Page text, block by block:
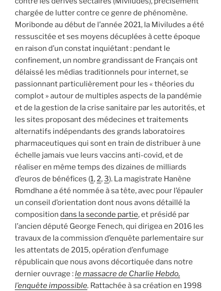
chargée de lutter contre ce genre de phénomène.
Moribonde au début de l’année 2021, la Miviludes a été
ressuscitée et ses moyens décuplées à cette époque
en raison d’un constat inquiétant : pendant le
confinement, un nombre grandissant de Français ont
délaissé les médias traditionnels pour internet, se
passionnant particulièrement pour les « théories du
complot » autour de multiples aspects de la pandémie
et de la gestion de la crise sanitaire par les autorités, et
les sites proposant des médecines et traitements
alternatifs indépendants des grands laboratoires
pharmaceutiques qui sont en train de distribuer à une
échelle jamais vue leurs vaccins anti-covid, et de
réaliser en même temps des dizaines de milliards
d’euros de bénéfices (1,2,3). La magistrate Hanène
Romdhane a été nommée à sa tête, avec pour l’épauler
un conseil d’orientation dont nous avons détaillé la
composition dans la seconde partie, et présidé par
l’ancien député George Fenech, qui dirigea en 2016 les
travaux de la commission d’enquête parlementaire sur
les attentats de 2015, opération d’enfumage
républicain que nous avons décortiquée dans notre
dernier ouvrage :le massacre de Charlie Hebdo,
l’enquête impossible. Rattachée à sa création en 1998